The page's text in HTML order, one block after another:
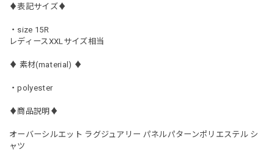
♦︎表記サイズ♦︎
・size 15R
レディースXXLサイズ相当
♦︎ 素材(material) ♦︎
・polyester
♦︎商品説明♦︎
オーバーシルエット ラグジュアリー パネルパターンポリエステル シ
ャツ